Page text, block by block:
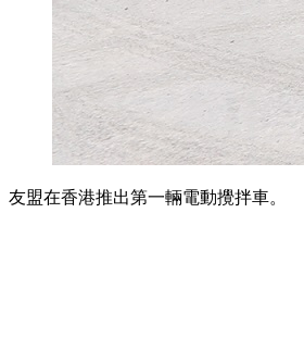
友盟在香港推出第一輛電動攪拌車。